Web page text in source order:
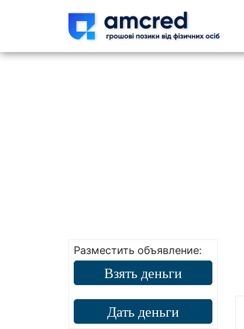
Разместить объявление:
Взять деньги
Дать деньги